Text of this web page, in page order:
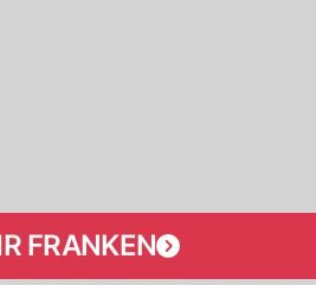
FRANKEN